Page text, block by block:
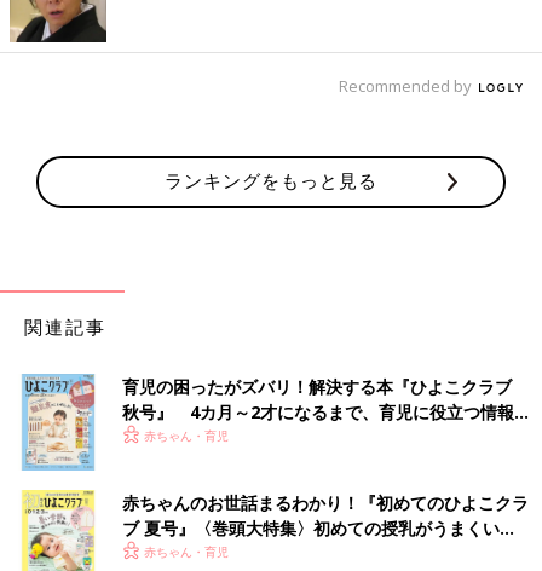
セレクト！
Recommended by
ランキングをもっと見る
関連記事
育児の困ったがズバリ！解決する本『ひよこクラブ
秋号』 4カ月～2才になるまで、育児に役立つ情報が
いっぱい！
赤ちゃん・育児
赤ちゃんのお世話まるわかり！『初めてのひよこクラ
ブ 夏号』〈巻頭大特集〉初めての授乳がうまくい
く！ おっぱい・ミルクの基本と夏のトラブル 解決テ
赤ちゃん・育児